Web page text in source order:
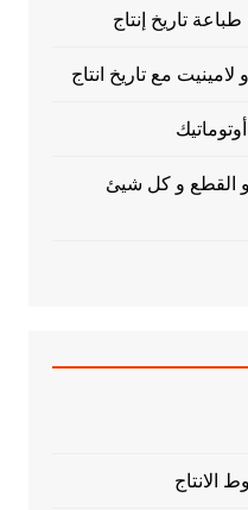
تاريخ إنتاج
مع تاريخ انتاج
و القطع و كل شيئ
الانتاج